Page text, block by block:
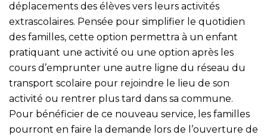
déplacements des élèves vers leurs activités
extrascolaires. Pensée pour simplifier le quotidien
des familles, cette option permettra à un enfant
pratiquant une activité ou une option après les
cours d’emprunter une autre ligne du réseau du
transport scolaire pour rejoindre le lieu de son
activité ou rentrer plus tard dans sa commune.
Pour bénéficier de ce nouveau service, les familles
pourront en faire la demande lors de l’ouverture de